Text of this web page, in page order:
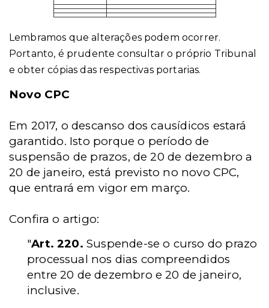
Lembramos que alterações podem ocorrer.
Portanto, é prudente consultar o próprio Tribunal
e obter cópias das respectivas portarias.
Novo CPC
Em 2017, o descanso dos causídicos estará
garantido. Isto porque o período de
suspensão de prazos, de 20 de dezembro a
20 de janeiro, está previsto no novo CPC,
que entrará em vigor em março.
Confira o artigo:
"Art. 220. Suspende-se o curso do prazo
processual nos dias compreendidos
entre 20 de dezembro e 20 de janeiro,
inclusive.